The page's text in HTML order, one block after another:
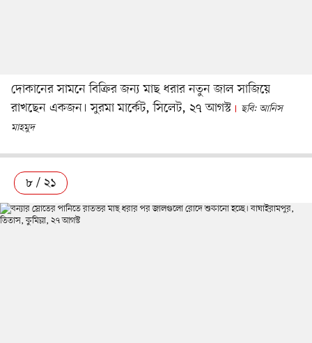
দোকানের সামনে বিক্রির জন্য মাছ ধরার নতুন জাল সাজিয়ে
রাখছেন একজন। সুরমা মার্কেট, সিলেট, ২৭ আগস্ট
ছবি: আনিস
মাহমুদ
৮ / ২১